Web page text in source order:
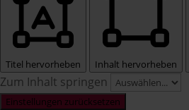
Titel hervorheben Inhalt hervorheben
Zum Inhalt springen
Einstellungen zurücksetzen